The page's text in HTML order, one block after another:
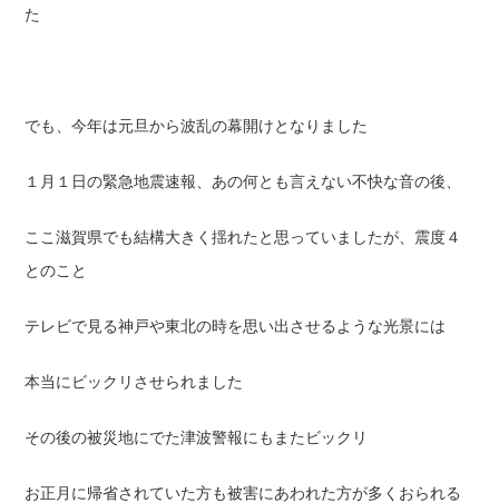
た
でも、今年は元旦から波乱の幕開けとなりました
１月１日の緊急地震速報、あの何とも言えない不快な音の後、
ここ滋賀県でも結構大きく揺れたと思っていましたが、震度４
とのこと
テレビで見る神戸や東北の時を思い出させるような光景には
本当にビックリさせられました
その後の被災地にでた津波警報にもまたビックリ
お正月に帰省されていた方も被害にあわれた方が多くおられる